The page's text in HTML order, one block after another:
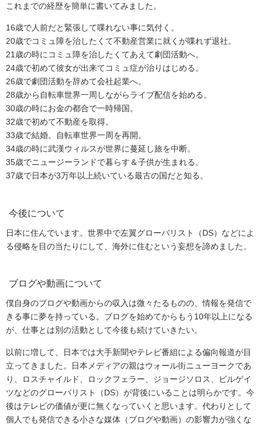
これまでの経歴を簡単に書いてみました。
16歳で人前だと緊張して喋れない事に気付く。
20歳でコミュ障を治したくて不動産営業に就くが喋れず退社。
21歳の時にコミュ障を治したくてあえて劇団活動へ。
24歳で初めて彼女が出来てコミュ症が治りはじめる。
26歳で劇団活動を辞めて会社起業へ。
28歳から自転車世界一周しながらライブ配信を始める。
30歳の時にお金の都合で一時帰国。
32歳で初めて不動産を取得。
33歳で結婚。自転車世界一周を再開。
34歳の時に武漢ウィルスが世界に蔓延し旅を中断。
35歳でニュージーランドで暮らす＆子供が生まれる。
37歳で日本が3万年以上続いている最古の国だと知る。
今後について
日本に住んでいます。世界中で左翼グローバリスト（DS）などによ
る侵略を目の当たりにして、海外に住むという妄想を諦めました。
ブログや動画について
僕自身のブログや動画からの収入は微々たるものの、情報を発信で
きる事に夢を持っている。ブログを始めてからもう10年以上になる
が、仕事とは別の活動として今後も続けていきたい。
以前に増して、日本では大手新聞やテレビ番組による偏向報道が目
立ってきました。日本メディアの親はウォール街ニューヨークであ
り、ロスチャイルド、ロックフェラー、ジョージソロス、ビルゲイ
ツなどのグローバリスト（DS）が背後にいることは明らかです。今
後はテレビの価値が更に無くなっていくと思います。代わりとして
個人でも発信できる小さな媒体（ブログや動画）の影響力が強くな